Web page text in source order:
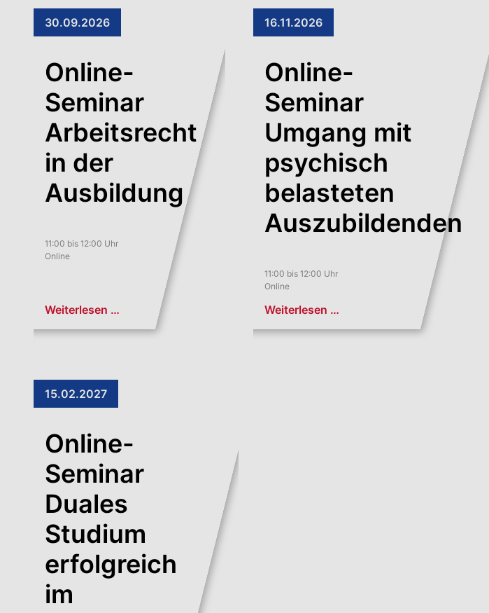
30.09.2026
Online-
Seminar
Arbeitsrecht
in der
Ausbildung
11:00 bis 12:00 Uhr
Online
Weiterlesen …
16.11.2026
Online-
Seminar
Umgang mit
psychisch
belasteten
Auszubildenden
11:00 bis 12:00 Uhr
Online
Weiterlesen …
15.02.2027
Online-
Seminar
Duales
Studium
erfolgreich
im